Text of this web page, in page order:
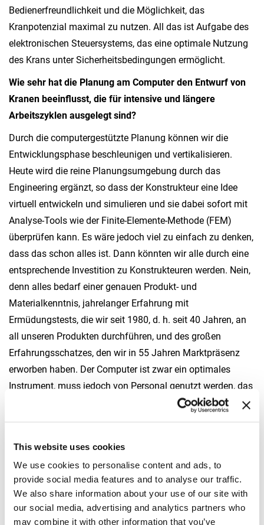
This website uses cookies
We use cookies to personalise content and ads, to
provide social media features and to analyse our traffic.
We also share information about your use of our site with
our social media, advertising and analytics partners who
may combine it with other information that you’ve
Bedienerfreundlichkeit und die Möglichkeit, das
Kranpotenzial maximal zu nutzen. All das ist Aufgabe des
elektronischen Steuersystems, das eine optimale Nutzung
des Krans unter Sicherheitsbedingungen ermöglicht.
Wie sehr hat die Planung am Computer den Entwurf von
Kranen beeinflusst, die für intensive und längere
Arbeitszyklen ausgelegt sind?
Durch die computergestützte Planung können wir die
Entwicklungsphase beschleunigen und vertikalisieren.
Heute wird die reine Planungsumgebung durch das
Engineering ergänzt, so dass der Konstrukteur eine Idee
virtuell entwickeln und simulieren und sie dabei sofort mit
Analyse-Tools wie der Finite-Elemente-Methode (FEM)
überprüfen kann. Es wäre jedoch viel zu einfach zu denken,
dass das schon alles ist. Dann könnten wir alle durch eine
entsprechende Investition zu Konstrukteuren werden. Nein,
denn alles bedarf einer genauen Produkt- und
Materialkenntnis, jahrelanger Erfahrung mit
Ermüdungstests, die wir seit 1980, d. h. seit 40 Jahren, an
all unseren Produkten durchführen, und des großen
Erfahrungsschatzes, den wir in 55 Jahren Marktpräsenz
erworben haben. Der Computer ist zwar ein optimales
Instrument, muss jedoch von Personal genutzt werden, das
über die entsprechende Ausbildung und Erfahrung verfügt.
Mit welchen Tests überprüft Fassi die Eignung für lange
Arbeitszyklen und inwieweit entsprechen sie dann auch
Meiner Meinung nach war es eine der wichtigsten
strategischen Entscheidungen von Fassi, dass wir uns mit
entsprechender Ausrüstung ausgestattet haben und über